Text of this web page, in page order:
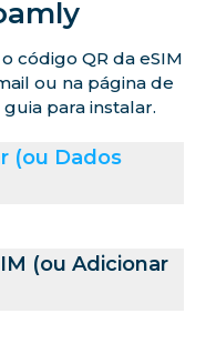
código QR da eSIM
ou na página de
para instalar.
(ou Dados
(ou Adicionar